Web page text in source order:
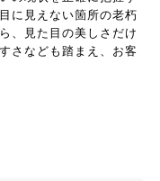
に見えない箇所の老朽
、見た目の美しさだけ
さなども踏まえ、お客